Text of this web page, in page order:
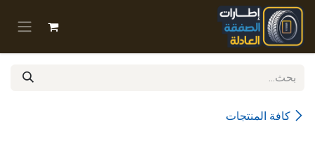
تخطي للذهاب إلى المحتوى
كافة المنتجات